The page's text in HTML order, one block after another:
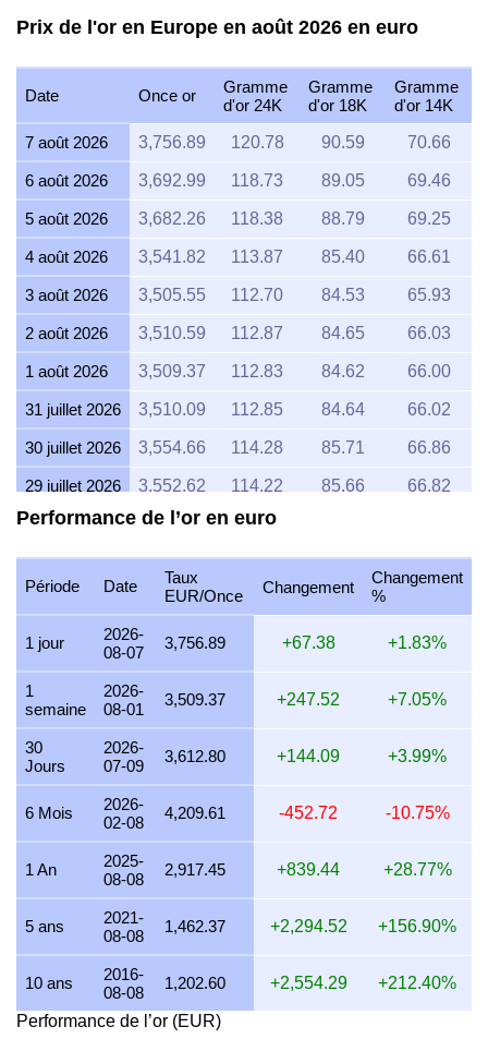
Prix de l'or en Europe en août 2026 en euro
Date Once or
Gramme
d'or 24K
Gramme
d'or 18K
Gramme
d'or 14K
7 août 2026
3,756.89 120.78 90.59 70.66
6 août 2026 3,692.99 118.73 89.05 69.46
5 août 2026 3,682.26 118.38 88.79 69.25
4 août 2026 3,541.82 113.87 85.40 66.61
3 août 2026 3,505.55 112.70 84.53 65.93
2 août 2026 3,510.59 112.87 84.65 66.03
1 août 2026 3,509.37 112.83 84.62 66.00
31 juillet 2026 3,510.09 112.85 84.64 66.02
30 juillet 2026 3,554.66 114.28 85.71 66.86
29 juillet 2026 3,552.62 114.22 85.66 66.82
28 juillet 2026 3,540.38 113.82
27 juillet 2026 3,589.06 115.39 86.54 67.50
3,559.51 114.44
25 juillet 2026 3,558.72 114.41 85.81 66.93
24 juillet 2026 3,575.38 114.95
23 juillet 2026 3,560.33
22 juillet 2026 3,636.62 116.92 87.69 68.40
21 juillet 2026 3,563.69 114.57
20 juillet 2026 3,504.46
19 juillet 2026 3,511.47 112.89 84.67 66.04
18 juillet 2026 3,511.47 112.89
17 juillet 2026 3,512.31
16 juillet 2026 3,483.64 112.00 84.00 65.52
15 juillet 2026 3,543.01
Performance de l’or en euro
Période Date
Taux
EUR/Once
Changement
Changement
%
1 jour
2026-
08-07
3,756.89 +67.38 +1.83%
1
semaine
2026-
08-01
3,509.37 +247.52 +7.05%
30
Jours
2026-
07-09
3,612.80 +144.09 +3.99%
6 Mois
2026-
02-08
4,209.61 -452.72 -10.75%
1 An
2025-
08-08
2,917.45 +839.44 +28.77%
5 ans
2021-
08-08
1,462.37 +2,294.52 +156.90%
10 ans
2016-
08-08
1,202.60 +2,554.29 +212.40%
Performance de l’or (EUR)